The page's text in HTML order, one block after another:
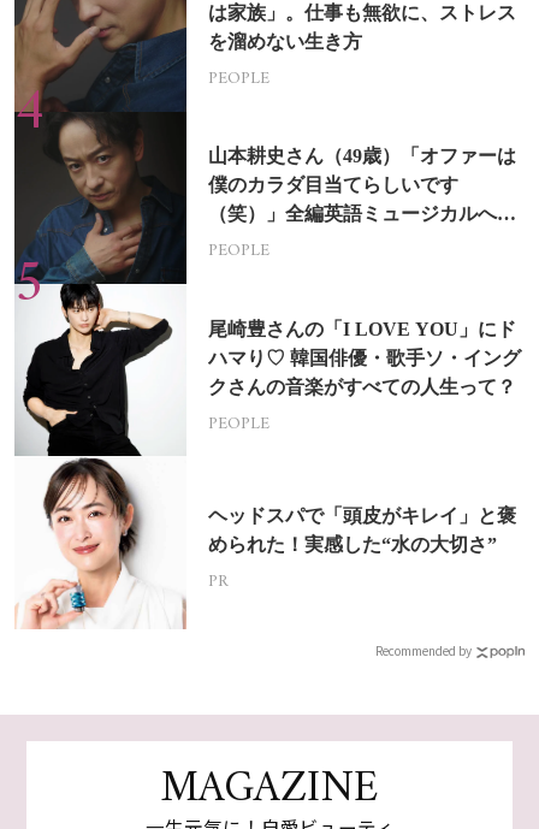
は家族」。仕事も無欲に、ストレス
を溜めない生き方
PEOPLE
山本耕史さん（49歳）「オファーは
僕のカラダ目当てらしいです
（笑）」全編英語ミュージカルへの
挑戦
PEOPLE
尾崎豊さんの「I LOVE YOU」にド
ハマり♡ 韓国俳優・歌手ソ・イング
クさんの音楽がすべての人生って？
PEOPLE
ヘッドスパで「頭皮がキレイ」と褒
められた！実感した“水の大切さ”
PR
Recommended by
MAGAZINE